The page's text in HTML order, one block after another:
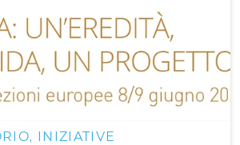
, INIZIATIVE